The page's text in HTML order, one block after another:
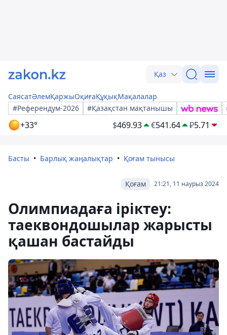
Қаз
СаясатӘлемҚаржыОқиғаҚұқықМақалалар
#Референдум-2026
#Қазақстан мақтанышы
+33° $469.93 €541.64 ₽5.71
Басты Барлық жаңалықтар Қоғам тынысы
21:21, 11 наурыз 2024
Қоғам
Олимпиадаға іріктеу:
таеквондошылар жарысты
қашан бастайды